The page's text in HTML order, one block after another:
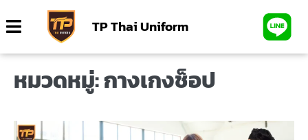
TP Thai Uniform
หมวดหมู่:กางเกงช็อป